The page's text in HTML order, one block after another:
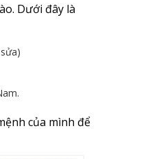
Dưới đây là
của mình để